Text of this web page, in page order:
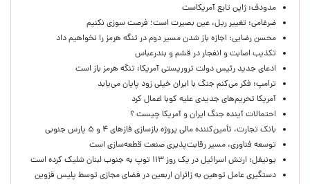
مدودف: ژاپن تابع آمریکاست
ضرغامی: تغییر ریل، عین بصیرت است؛ فرصت سوزی نکنیم
محسن رضایی: اجازه باز شدن مسیر دوم در تنگه هرمز را نخواهیم داد
تکذیب اصابت و انفجار در قشم و بندرعباس
ادعای جدید رئیس دولت تروریستی آمریکا: تنگه هرمز باز است
ترامپ: فکر می‌کنم جنگ با ایران خیلی زود پایان می‌یابد
آمریکا تحریم‌های جدیدی علیه کوبا اعمال کرد
احتمالات آینده جنگ ایران و آمریکا چیست ؟
بانک تجارت، تأمین‌کننده مالی پروژه بازسازی فازهای ۴ و ۵ پارس جنوبی
توسعه فناوری، مسیر رقابت‌پذیری صنعت قطعه‌سازی است
یونیفل: ارتش اسرائیل در یک روز ۱۱۳ توپ به جنوب لبنان شلیک کرده است
دستگیری عامل توهین به زائران اربعین در فضای مجازی توسط پلیس قزوین